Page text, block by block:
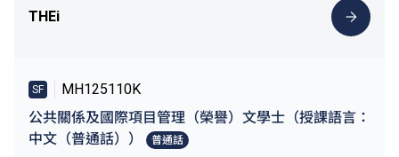
THEi
SF
MH125110K
公共關係及國際項目管理（榮譽）文學士（授課語言：
中文（普通話））
普通話